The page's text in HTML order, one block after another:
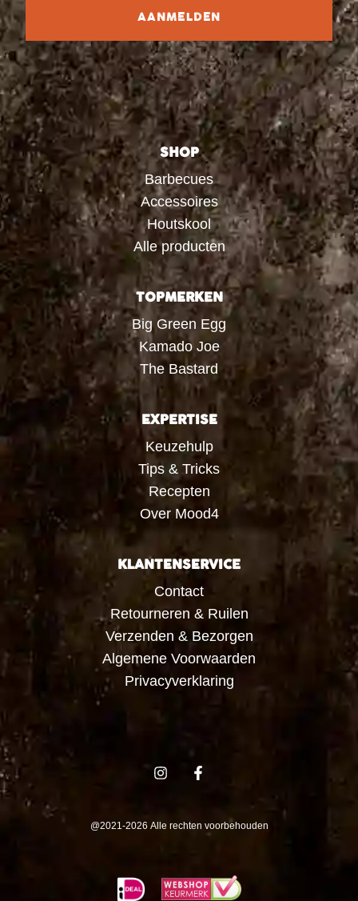
AANMELDEN
SHOP
Barbecues
Accessoires
Houtskool
Alle producten
TOPMERKEN
Big Green Egg
Kamado Joe
The Bastard
EXPERTISE
Keuzehulp
Tips & Tricks
Recepten
Over Mood4
KLANTENSERVICE
Contact
Retourneren & Ruilen
Verzenden & Bezorgen
Algemene Voorwaarden
Privacyverklaring
@2021-2026 Alle rechten voorbehouden